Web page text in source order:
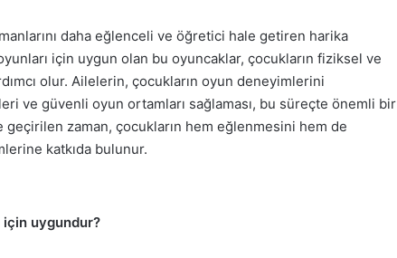
daha eğlenceli ve öğretici hale getiren harika
için uygun olan bu oyuncaklar, çocukların fiziksel ve
olur. Ailelerin, çocukların oyun deneyimlerini
ve güvenli oyun ortamları sağlaması, bu süreçte önemli bir
geçirilen zaman, çocukların hem eğlenmesini hem de
katkıda bulunur.
için uygundur?